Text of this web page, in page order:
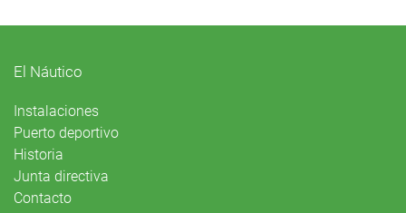
El Náutico
Instalaciones
Puerto deportivo
Historia
Junta directiva
Contacto